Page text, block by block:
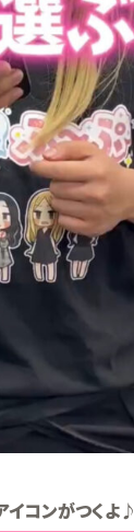
コンがつくよ♪